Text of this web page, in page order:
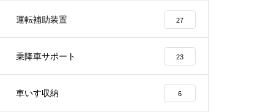
運転補助装置 27
乗降車サポート 23
車いす収納 6